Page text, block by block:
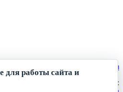
Сделать заказ
Круглосуточный прием заявок:
для работы сайта и